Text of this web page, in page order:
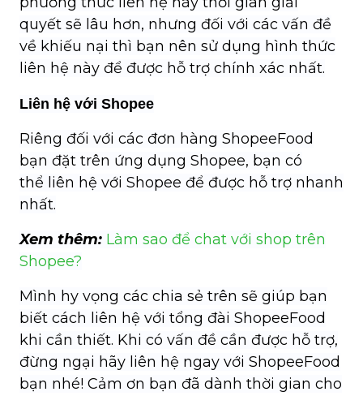
quyết sẽ lâu hơn, nhưng đối với các vấn đề
về khiếu nại thì bạn nên sử dụng hình thức
liên hệ này để được hỗ trợ chính xác nhất.
Liên hệ với Shopee
Riêng đối với các đơn hàng ShopeeFood
bạn đặt trên ứng dụng Shopee, bạn có
thể liên hệ với Shopee để được hỗ trợ nhanh
nhất.
Xem thêm: Làm sao để chat với shop trên
Shopee?
Mình hy vọng các chia sẻ trên sẽ giúp bạn
biết cách liên hệ với tổng đài ShopeeFood
khi cần thiết. Khi có vấn đề cần được hỗ trợ,
đừng ngại hãy liên hệ ngay với ShopeeFood
bạn nhé! Cảm ơn bạn đã dành thời gian cho